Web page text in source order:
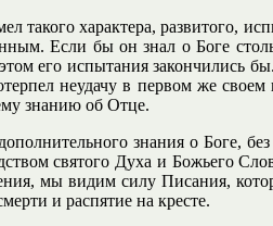
характера, развитого,
Если бы он знал о Боге
его испытания закончились
неудачу в первом же
знанию об Отце.
знания о Боге, без
святого Духа и Божьего
мы видим силу Писания,
и распятие на кресте.